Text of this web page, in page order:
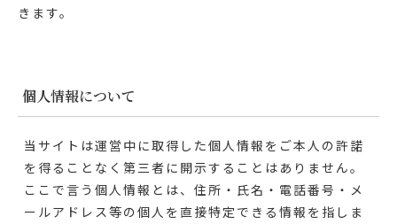
きます。
個人情報について
当サイトは運営中に取得した個人情報をご本人の許諾
を得ることなく第三者に開示することはありません。
ここで言う個人情報とは、住所・氏名・電話番号・メ
ールアドレス等の個人を直接特定できる情報を指しま